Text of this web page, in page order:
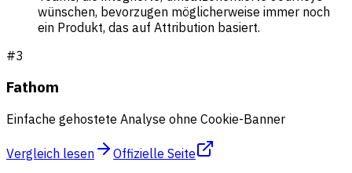
wünschen, bevorzugen möglicherweise immer noch
ein Produkt, das auf Attribution basiert.
#3
Fathom
Einfache gehostete Analyse ohne Cookie-Banner
Vergleich lesen
Offizielle Seite